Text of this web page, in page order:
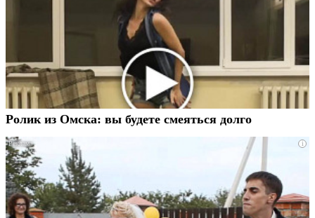
Ролик из Омска: вы будете смеяться долго
i